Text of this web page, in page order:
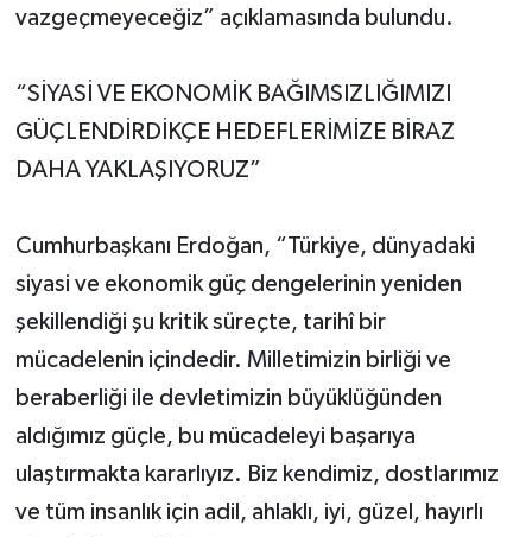
vazgeçmeyeceğiz” açıklamasında bulundu.
“SİYASİ VE EKONOMİK BAĞIMSIZLIĞIMIZI
GÜÇLENDİRDİKÇE HEDEFLERİMİZE BİRAZ
DAHA YAKLAŞIYORUZ”
Cumhurbaşkanı Erdoğan, “Türkiye, dünyadaki
siyasi ve ekonomik güç dengelerinin yeniden
şekillendiği şu kritik süreçte, tarihî bir
mücadelenin içindedir. Milletimizin birliği ve
beraberliği ile devletimizin büyüklüğünden
aldığımız güçle, bu mücadeleyi başarıya
ulaştırmakta kararlıyız. Biz kendimiz, dostlarımız
ve tüm insanlık için adil, ahlaklı, iyi, güzel, hayırlı